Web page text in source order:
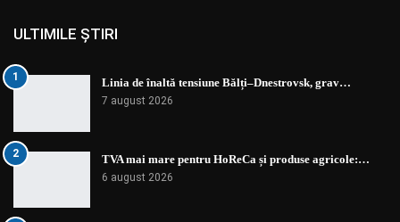
ULTIMILE ȘTIRI
1 Linia de înaltă tensiune Bălți–Dnestrovsk, grav…
7 august 2026
2 TVA mai mare pentru HoReCa și produse agricole:…
6 august 2026